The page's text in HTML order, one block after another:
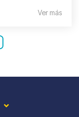
Ver más